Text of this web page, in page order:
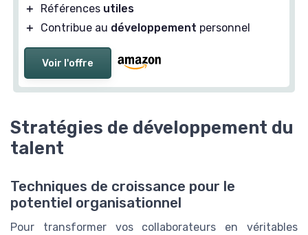
＋
Références utiles
＋
Contribue au développement personnel
Voir l'offre
Stratégies de développement du
talent
Techniques de croissance pour le
potentiel organisationnel
Pour transformer vos collaborateurs en véritables